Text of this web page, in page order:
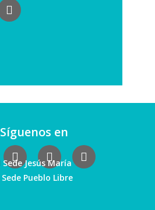
Síguenos en
Sede Jesús María
Sede Pueblo Libre